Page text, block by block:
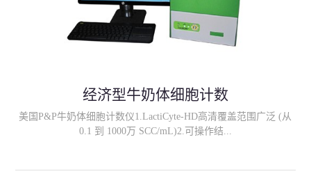
经济型牛奶体细胞计数
美国P&P牛奶体细胞计数仪1.LactiCyte-HD高清覆盖范围广泛 (从
0.1 到 1000万 SCC/mL)2.可操作结...